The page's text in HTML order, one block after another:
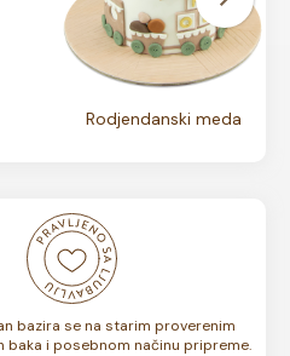
Rodjendanski meda
bazira se na starim proverenim
baka i posebnom načinu pripreme.